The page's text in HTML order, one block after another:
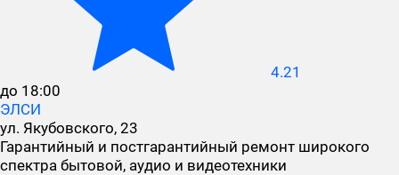
4.21
до 18:00
ЭЛСИ
ул. Якубовского, 23
Гарантийный и постгарантийный ремонт широкого
спектра бытовой, аудио и видеотехники